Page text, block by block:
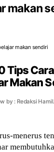
makan
makan sendiri
Tips
Makan
by : Redaksi
menerus